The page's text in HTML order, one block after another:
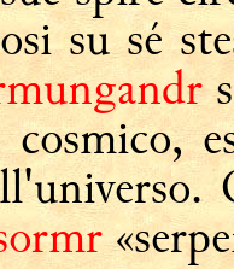
su sé